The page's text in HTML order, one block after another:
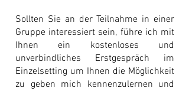
Sollten Sie an der Teilnahme in einer
Gruppe interessiert sein, führe ich mit
Ihnen ein kostenloses und
unverbindliches Erstgespräch im
Einzelsetting um Ihnen die Möglichkeit
zu geben mich kennenzulernen und